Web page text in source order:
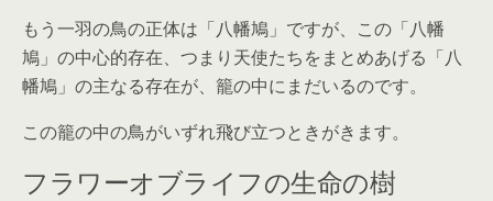
もう一羽の鳥の正体は「八幡鳩」ですが、この「八幡
鳩」の中心的存在、つまり天使たちをまとめあげる「八
幡鳩」の主なる存在が、籠の中にまだいるのです。
この籠の中の鳥がいずれ飛び立つときがきます。
フラワーオブライフの生命の樹